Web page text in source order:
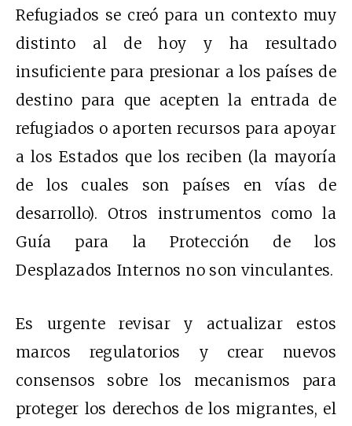
Refugiados se creó para un contexto muy
distinto al de hoy y ha resultado
insuficiente para presionar a los países de
destino para que acepten la entrada de
refugiados o aporten recursos para apoyar
a los Estados que los reciben (la mayoría
de los cuales son países en vías de
desarrollo). Otros instrumentos como la
Guía para la Protección de los
Desplazados Internos no son vinculantes.
Es urgente revisar y actualizar estos
marcos regulatorios y crear nuevos
consensos sobre los mecanismos para
proteger los derechos de los migrantes, el